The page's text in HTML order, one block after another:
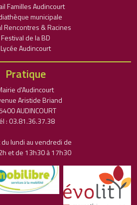
Familles Audincourt
municipale
Rencontres & Racines
Festival de la BD
Lycée Audincourt
Pratique
d'Audincourt
Aristide Briand
AUDINCOURT
: 03.81.36.37.38
lundi au vendredi de
et de 13h30 à 17h30